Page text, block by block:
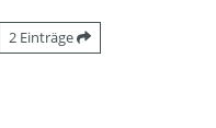
2 Einträge